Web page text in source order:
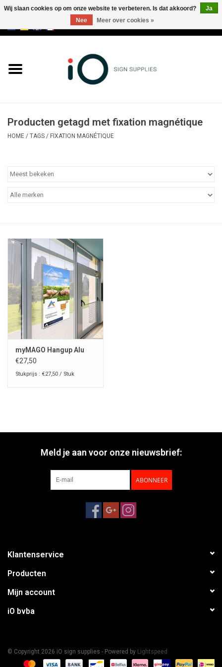
Merken
Producten getagd met fixation magnétique
HOME / TAGS / FIXATION MAGNÉTIQUE
myMAGO Hangup Alu
€27,50
Stukprijs : €27,50 / Stuk
Meld je aan voor onze nieuwsbrief:
ABONNEER
Klantenservice
Producten
Mijn account
iO bvba
© Copyright 2026 iO sign supplies - Powered by Lightspeed
Wij slaan cookies op om onze website te verbeteren. Is dat akkoord?
Ja
Nee
Meer over cookies »